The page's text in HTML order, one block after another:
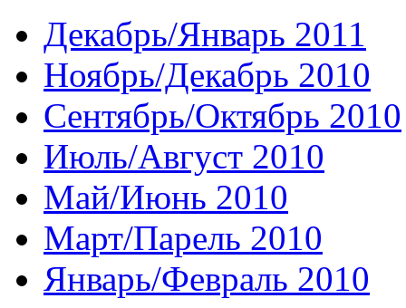
Декабрь/Январь 2011
Ноябрь/Декабрь 2010
Сентябрь/Октябрь 2010
Июль/Август 2010
Май/Июнь 2010
Март/Парель 2010
Январь/Февраль 2010